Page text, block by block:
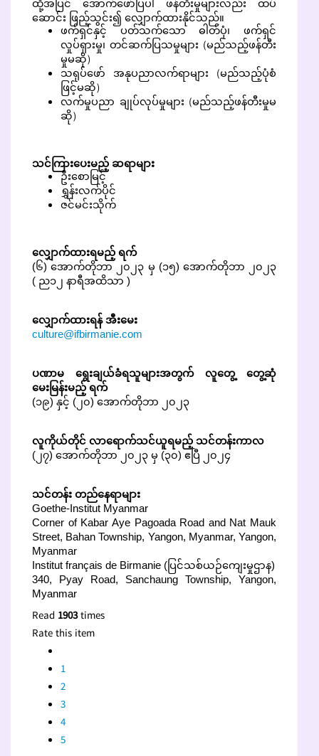
ထို့အပြင် အောက်ဖော်ပြပါ ဖန်တီးမှုများလည်း ထပ်
ဆောင်း ဖြည့်သွင်း၍ လျှောက်ထားနိုင်သည်။
ဖက်ရှင်နှင့် ပတ်သက်သော ဓါတ်ပုံ၊ ဖက်ရှင်
လှုပ်ရှားမှု၊ တင်ဆက်ပြသမှုများ (မည်သည့်ဖန်တီး
မှုမဆို)
သရုပ်ဖော် အနုပညာလက်ရာများ (မည်သည့်ပုံစံ
ဖြင့်မဆို)
လက်မှုပညာ ချုပ်လုပ်မှုများ (မည်သည့်ဖန်တီးမှုမ
ဆို)
သင်ကြားပေးမည့် ဆရာများ
ဦးစောမြင့်
ရွှန်းလက်ပိုင်
ဇင်မင်းသိုက်
လျှောက်ထားရမည့် ရက်
(၆) အောက်တိုဘာ ၂၀၂၃ မှ (၁၅) အောက်တိုဘာ ၂၀၂၃
( ည၁၂ နာရီအထိသာ )
လျှောက်ထားရန် အီးမေး
culture@ifbirmanie.com
ပဏာမ ရွေးချယ်ခံရသူများအတွက် လူတွေ့ တွေ့ဆုံ
မေးမြန်းမည့် ရက်
(၁၉) နှင့် (၂၀) အောက်တိုဘာ ၂၀၂၃
လူကိုယ်တိုင် လာရောက်သင်ယူရမည့် သင်တန်းကာလ
(၂၇) အောက်တိုဘာ ၂၀၂၃ မှ (၃၀) ဧပြီ ၂၀၂၄
သင်တန်း တည်နေရာများ
Goethe-Institut Myanmar
Corner of Kabar Aye Pagoada Road and Nat Mauk
Street, Bahan Township, Yangon, Myanmar, Yangon,
Myanmar
Institut français de Birmanie (ပြင်သစ်ယဉ်ကျေးမှုဌာန)
340, Pyay Road, Sanchaung Township, Yangon,
Myanmar
Read 1903times
Rate this item
1
2
3
4
5